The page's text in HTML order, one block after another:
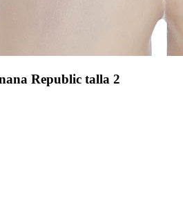
Republic talla 2